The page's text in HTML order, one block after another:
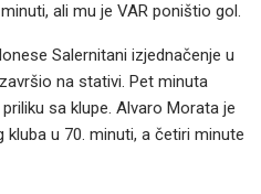
ali mu je VAR poništio gol.
Salernitani izjednačenje u
na stativi. Pet minuta
sa klupe. Alvaro Morata je
u 70. minuti, a četiri minute